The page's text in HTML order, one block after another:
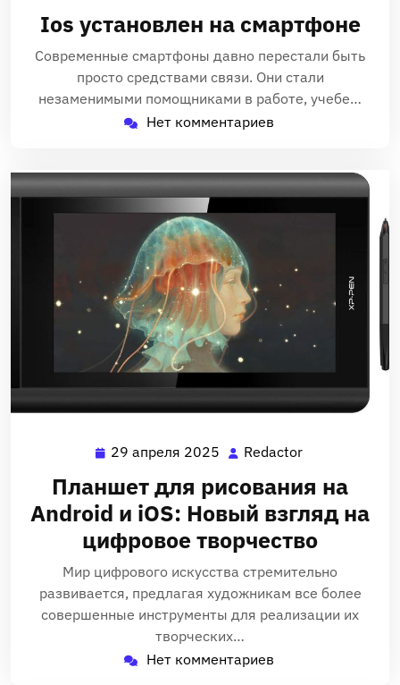
2025
Ios установлен на смартфоне
Современные смартфоны давно перестали быть
просто средствами связи. Они стали
незаменимыми помощниками в работе, учебе…
Нет комментариев
29 апреля 2025 29
2025
Redactor
Планшет для рисования на
Android и iOS: Новый взгляд на
цифровое творчество
Мир цифрового искусства стремительно
развивается, предлагая художникам все более
совершенные инструменты для реализации их
творческих…
Нет комментариев